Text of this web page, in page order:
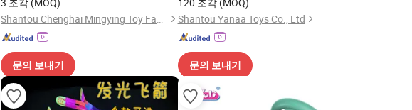
Shantou Chenghai Mingying Toy Factory
문의 보내기
난감
Shantou Yanaa Toys Co., Ltd
문의 보내기